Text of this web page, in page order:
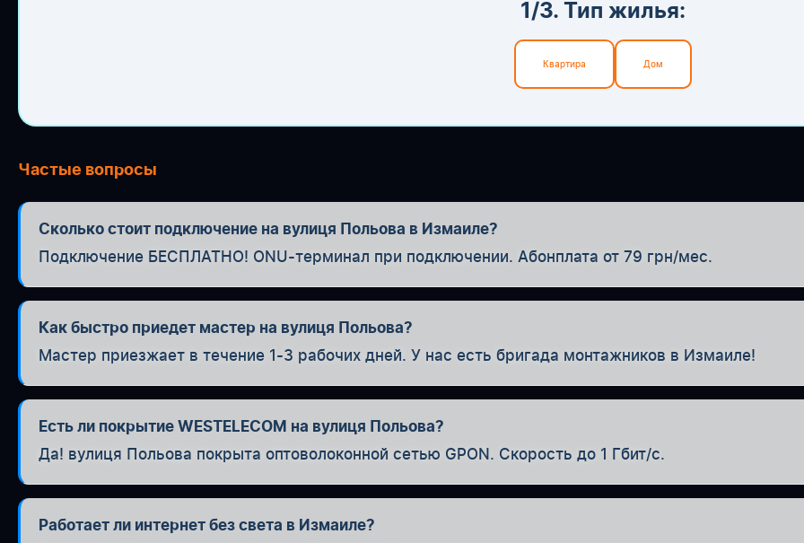
1/3. Тип жилья:
Квартира Дом
Частые вопросы
Сколько стоит подключение на вулиця Польова в Измаиле?
Подключение БЕСПЛАТНО! ONU-терминал при подключении. Абонплата от 79 грн/мес.
Как быстро приедет мастер на вулиця Польова?
Мастер приезжает в течение 1-3 рабочих дней. У нас есть бригада монтажников в Измаиле!
Есть ли покрытие WESTELECOM на вулиця Польова?
Да! вулиця Польова покрыта оптоволоконной сетью GPON. Скорость до 1 Гбит/с.
Работает ли интернет без света в Измаиле?